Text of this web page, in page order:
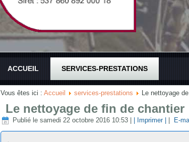
ACCUEIL SERVICES-PRESTATIONS
Vous êtes ici : Accueil services-prestations Le nettoyage
Le nettoyage de fin de chantier
Publié le samedi 22 octobre 2016 10:53 | Imprimer | E-